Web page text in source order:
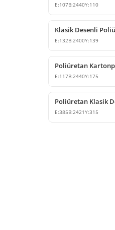
E:107B:2440Y:110
E:132B:2400Y:139
E:117B:2440Y:175
E:385B:2421Y:315